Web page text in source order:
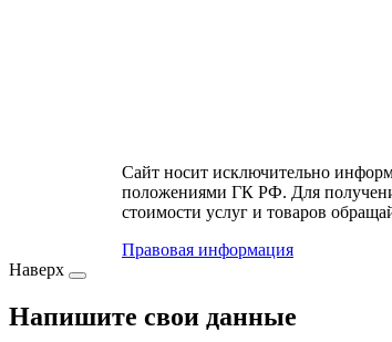
Сайт носит исключительно
положениями ГК РФ. Для
стоимости услуг и товаров
Правовая информация
Наверх
Напишите свои данные